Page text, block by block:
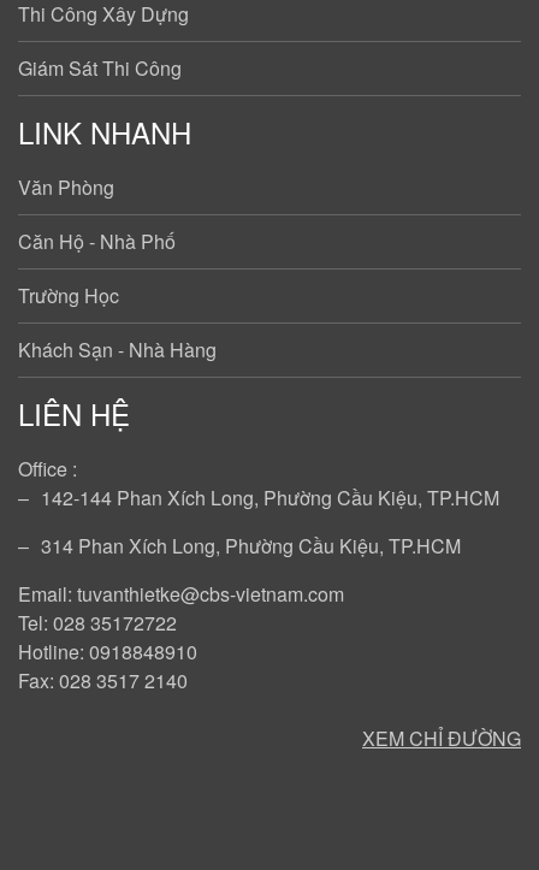
Thi Công Xây Dựng
Giám Sát Thi Công
LINK NHANH
Văn Phòng
Căn Hộ - Nhà Phố
Trường Học
Khách Sạn - Nhà Hàng
LIÊN HỆ
Office :
‒ 142-144 Phan Xích Long, Phường Cầu Kiệu, TP.HCM
‒ 314 Phan Xích Long, Phường Cầu Kiệu, TP.HCM
Email: tuvanthietke@cbs-vietnam.com
Tel: 028 35172722
Hotline: 0918848910
Fax: 028 3517 2140
XEM CHỈ ĐƯỜNG